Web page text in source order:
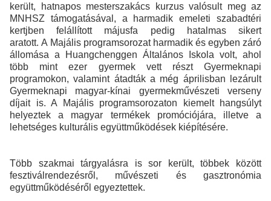
került, hatnapos mesterszakács kurzus valósult meg az
MNHSZ támogatásával, a harmadik emeleti szabadtéri
kertjben felállított májusfa pedig hatalmas sikert
aratott. A Majális programsorozat harmadik és egyben záró
állomása a Huangchenggen Általános Iskola volt, ahol
több mint ezer gyermek vett részt Gyermeknapi
programokon, valamint átadták a még áprilisban lezárult
Gyermeknapi magyar-kínai gyermekművészeti verseny
díjait is. A Majális programsorozaton kiemelt hangsúlyt
helyeztek a magyar termékek promóciójára, illetve a
lehetséges kulturális együttműködések kiépítésére.
Több szakmai tárgyalásra is sor került, többek között
fesztiválrendezésről, művészeti és gasztronómia
együttműködéséről egyeztettek.